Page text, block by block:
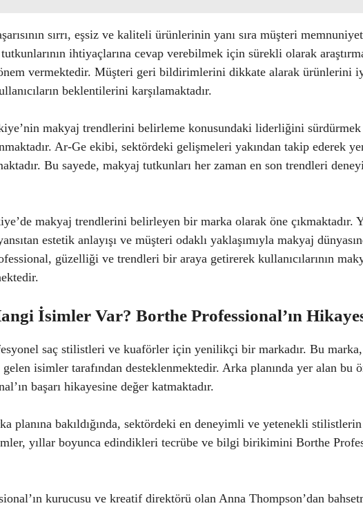
sırrı, eşsiz ve kaliteli ürünlerinin yanı sıra müşteri
ihtiyaçlarına cevap verebilmek için sürekli olarak
önem vermektedir. Müşteri geri bildirimlerini dikkate alarak ürünlerini
beklentilerini karşılamaktadır.
makyaj trendlerini belirleme konusundaki liderliğini
Ar-Ge ekibi, sektördeki gelişmeleri yakından takip ederek
Bu sayede, makyaj tutkunları her zaman en son trendleri
makyaj trendlerini belirleyen bir marka olarak öne çıkmaktadır.
estetik anlayışı ve müşteri odaklı yaklaşımıyla makyaj
güzelliği ve trendleri bir araya getirerek kullanıcılarının
İsimler Var? Borthe Professional’ın
saç stilistleri ve kuaförler için yenilikçi bir markadır. Bu
gelen isimler tarafından desteklenmektedir. Arka planında yer alan bu
başarı hikayesine değer katmaktadır.
planına bakıldığında, sektördeki en deneyimli ve yetenekli
yıllar boyunca edindikleri tecrübe ve bilgi birikimini Borthe
kurucusu ve kreatif direktörü olan Anna Thompson’dan